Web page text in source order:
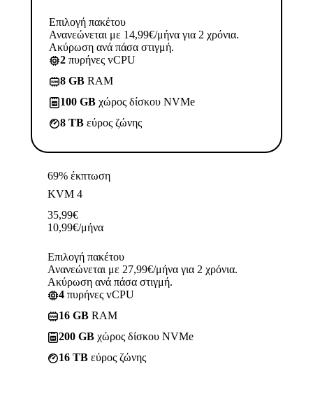
Επιλογή πακέτου
Ανανεώνεται με 14,99€/μήνα για 2 χρόνια.
Ακύρωση ανά πάσα στιγμή.
2 πυρήνες vCPU
8 GB RAM
100 GB χώρος δίσκου NVMe
8 TB εύρος ζώνης
69% έκπτωση
KVM 4
35,99€
10,99€/μήνα
Επιλογή πακέτου
Ανανεώνεται με 27,99€/μήνα για 2 χρόνια.
Ακύρωση ανά πάσα στιγμή.
4 πυρήνες vCPU
16 GB RAM
200 GB χώρος δίσκου NVMe
16 TB εύρος ζώνης